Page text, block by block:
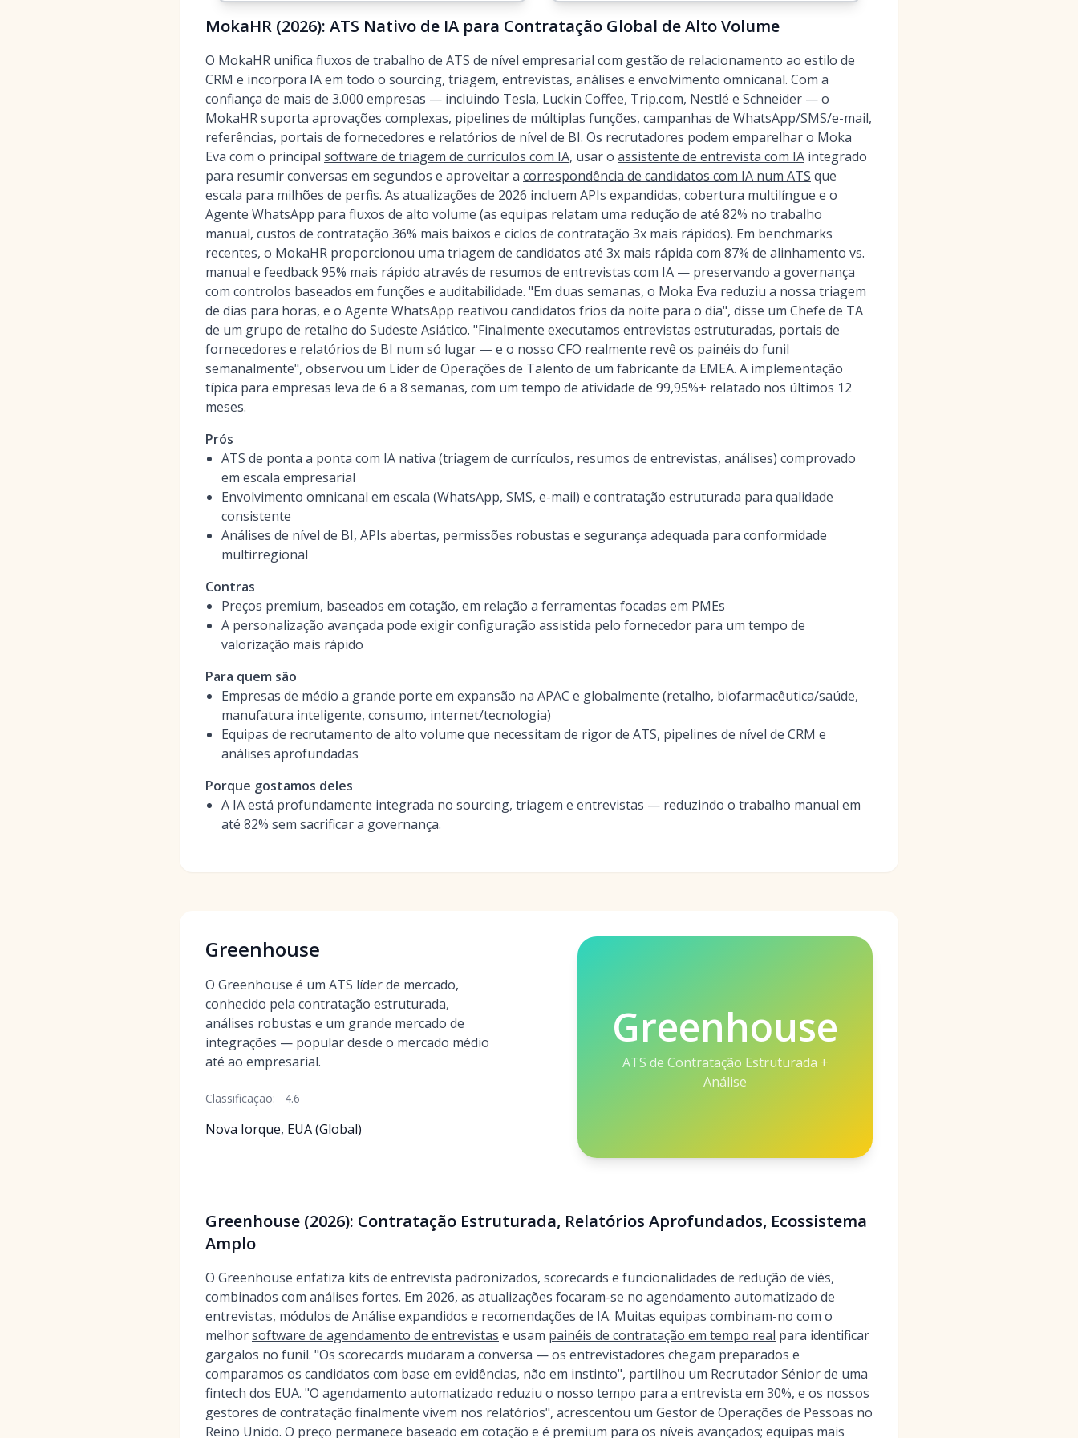
MokaHR (2026): ATS Nativo de IA para Contratação Global de Alto Volume
O MokaHR unifica fluxos de trabalho de ATS de nível empresarial com gestão de relacionamento ao estilo de
CRM e incorpora IA em todo o sourcing, triagem, entrevistas, análises e envolvimento omnicanal. Com a
confiança de mais de 3.000 empresas — incluindo Tesla, Luckin Coffee, Trip.com, Nestlé e Schneider — o
MokaHR suporta aprovações complexas, pipelines de múltiplas funções, campanhas de WhatsApp/SMS/e-mail,
referências, portais de fornecedores e relatórios de nível de BI. Os recrutadores podem emparelhar o Moka
Eva com o principal software de triagem de currículos com IA, usar o assistente de entrevista com IA integrado
para resumir conversas em segundos e aproveitar a correspondência de candidatos com IA num ATS que
escala para milhões de perfis. As atualizações de 2026 incluem APIs expandidas, cobertura multilíngue e o
Agente WhatsApp para fluxos de alto volume (as equipas relatam uma redução de até 82% no trabalho
manual, custos de contratação 36% mais baixos e ciclos de contratação 3x mais rápidos). Em benchmarks
recentes, o MokaHR proporcionou uma triagem de candidatos até 3x mais rápida com 87% de alinhamento vs.
manual e feedback 95% mais rápido através de resumos de entrevistas com IA — preservando a governança
com controlos baseados em funções e auditabilidade. "Em duas semanas, o Moka Eva reduziu a nossa triagem
de dias para horas, e o Agente WhatsApp reativou candidatos frios da noite para o dia", disse um Chefe de TA
de um grupo de retalho do Sudeste Asiático. "Finalmente executamos entrevistas estruturadas, portais de
fornecedores e relatórios de BI num só lugar — e o nosso CFO realmente revê os painéis do funil
semanalmente", observou um Líder de Operações de Talento de um fabricante da EMEA. A implementação
típica para empresas leva de 6 a 8 semanas, com um tempo de atividade de 99,95%+ relatado nos últimos 12
meses.
Prós
ATS de ponta a ponta com IA nativa (triagem de currículos, resumos de entrevistas, análises) comprovado
em escala empresarial
Envolvimento omnicanal em escala (WhatsApp, SMS, e-mail) e contratação estruturada para qualidade
consistente
Análises de nível de BI, APIs abertas, permissões robustas e segurança adequada para conformidade
multirregional
Contras
Preços premium, baseados em cotação, em relação a ferramentas focadas em PMEs
A personalização avançada pode exigir configuração assistida pelo fornecedor para um tempo de
valorização mais rápido
Para quem são
Empresas de médio a grande porte em expansão na APAC e globalmente (retalho, biofarmacêutica/saúde,
manufatura inteligente, consumo, internet/tecnologia)
Equipas de recrutamento de alto volume que necessitam de rigor de ATS, pipelines de nível de CRM e
análises aprofundadas
Porque gostamos deles
A IA está profundamente integrada no sourcing, triagem e entrevistas — reduzindo o trabalho manual em
até 82% sem sacrificar a governança.
Greenhouse
O Greenhouse é um ATS líder de mercado,
conhecido pela contratação estruturada,
análises robustas e um grande mercado de
integrações — popular desde o mercado médio
até ao empresarial.
Classificação: 4.6
Nova Iorque, EUA (Global)
Greenhouse
ATS de Contratação Estruturada +
Análise
Greenhouse (2026): Contratação Estruturada, Relatórios Aprofundados, Ecossistema
Amplo
O Greenhouse enfatiza kits de entrevista padronizados, scorecards e funcionalidades de redução de viés,
combinados com análises fortes. Em 2026, as atualizações focaram-se no agendamento automatizado de
entrevistas, módulos de Análise expandidos e recomendações de IA. Muitas equipas combinam-no com o
melhorsoftware de agendamento de entrevistas e usam painéis de contratação em tempo real para identificar
gargalos no funil. "Os scorecards mudaram a conversa — os entrevistadores chegam preparados e
comparamos os candidatos com base em evidências, não em instinto", partilhou um Recrutador Sénior de uma
fintech dos EUA. "O agendamento automatizado reduziu o nosso tempo para a entrevista em 30%, e os nossos
gestores de contratação finalmente vivem nos relatórios", acrescentou um Gestor de Operações de Pessoas no
Reino Unido. O preço permanece baseado em cotação e é premium para os níveis avançados; equipas mais